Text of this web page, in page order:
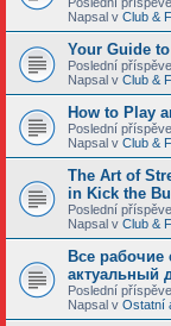
Napsal v Club &
Your Guide
Poslední
Napsal v Club &
How to Play
Poslední
Napsal v Club &
The Art of
in Kick the
Poslední
Napsal v Club &
Все рабочие
актуальный
Poslední
Napsal v Ostatní